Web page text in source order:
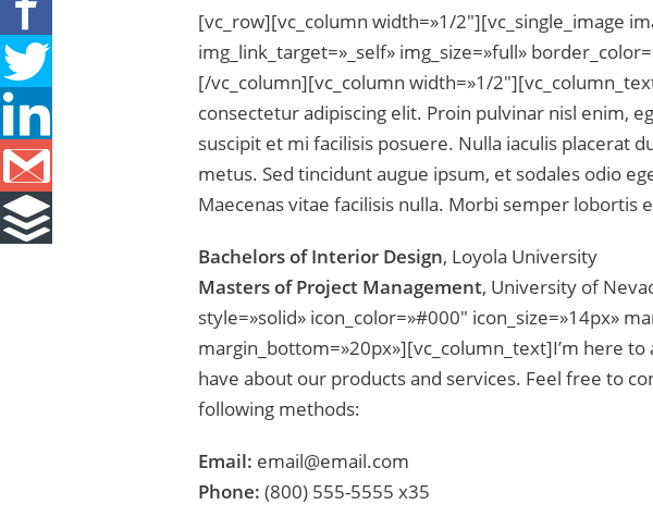
[vc_row][vc_column width=»1/2″][vc_single_image
img_link_target=»_self» img_size=»full»
[/vc_column][vc_column width=»1/
consectetur adipiscing elit. Proin pulvinar nisl enim,
suscipit et mi facilisis posuere. Nulla iaculis placerat
metus. Sed tincidunt augue ipsum, et sodales odio
Maecenas vitae facilisis nulla. Morbi semper lobortis
Bachelors of Interior Design, Loyola University
Masters of Project Management, University of
style=»solid» icon_color=»#000″ icon_size=»14px»
margin_bottom=»20px»][vc_column_text]I’m here
have about our products and services. Feel free to
following methods:
Email: email@email.com
Phone: (800) 555-5555 x35